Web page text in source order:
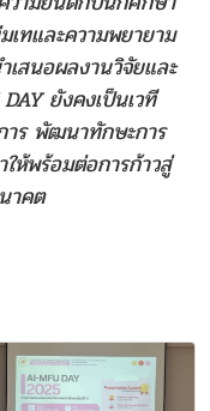
ทและความพยายาม
สนอผลงานวิจัยและ
ยังคงเป็นเวที
าร พัฒนาทักษะการ
ห้พร้อมต่อการก้าวสู่
าคต